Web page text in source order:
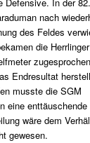
nach
des Feldes
die
Endresultat
musste die SGM
eine enttäuschende
wäre dem
gewesen.